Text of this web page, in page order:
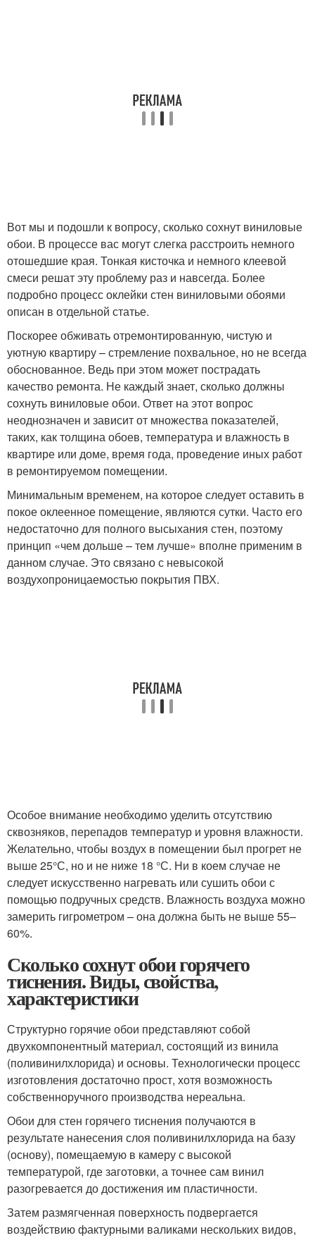
Вот мы и подошли к вопросу, сколько сохнут виниловые
обои. В процессе вас могут слегка расстроить немного
отошедшие края. Тонкая кисточка и немного клеевой
смеси решат эту проблему раз и навсегда. Более
подробно процесс оклейки стен виниловыми обоями
описан в отдельной статье.
Поскорее обживать отремонтированную, чистую и
уютную квартиру – стремление похвальное, но не всегда
обоснованное. Ведь при этом может пострадать
качество ремонта. Не каждый знает, сколько должны
сохнуть виниловые обои. Ответ на этот вопрос
неоднозначен и зависит от множества показателей,
таких, как толщина обоев, температура и влажность в
квартире или доме, время года, проведение иных работ
в ремонтируемом помещении.
Минимальным временем, на которое следует оставить в
покое оклеенное помещение, являются сутки. Часто его
недостаточно для полного высыхания стен, поэтому
принцип «чем дольше – тем лучше» вполне применим в
данном случае. Это связано с невысокой
воздухопроницаемостью покрытия ПВХ.
Особое внимание необходимо уделить отсутствию
сквозняков, перепадов температур и уровня влажности.
Желательно, чтобы воздух в помещении был прогрет не
выше 25°С, но и не ниже 18 °С. Ни в коем случае не
следует искусственно нагревать или сушить обои с
помощью подручных средств. Влажность воздуха можно
замерить гигрометром – она должна быть не выше 55–
60%.
Сколько сохнут обои горячего
тиснения. Виды, свойства,
характеристики
Структурно горячие обои представляют собой
двухкомпонентный материал, состоящий из винила
(поливинилхлорида) и основы. Технологически процесс
изготовления достаточно прост, хотя возможность
собственноручного производства нереальна.
Обои для стен горячего тиснения получаются в
результате нанесения слоя поливинилхлорида на базу
(основу), помещаемую в камеру с высокой
температурой, где заготовки, а точнее сам винил
разогревается до достижения им пластичности.
Затем размягченная поверхность подвергается
воздействию фактурными валиками нескольких видов,